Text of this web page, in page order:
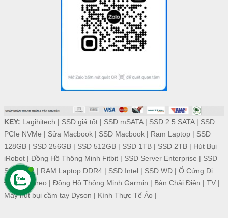
KEY: Lagihitech | SSD giá tốt| SSD mSATA| SSD 2.5 SATA| SSD
PCIe NVMe | Sửa Macbook| SSD Macbook| Ram Laptop| SSD
128GB| SSD 256GB| SSD 512GB| SSD 1TB| SSD 2TB| Hút Bụi
iRobot| Đồng Hồ Thông Minh Fitbit| SSD Server Enterprise | SSD
Samsung| RAM Laptop DDR4| SSD Intel| SSD WD| Ổ Cứng Di
Động| Foreo | Đồng Hồ Thông Minh Garmin | Bàn Chải Điện | TV|
Máy hút bụi cầm tay Dyson | Kính Thực Tế Ảo |